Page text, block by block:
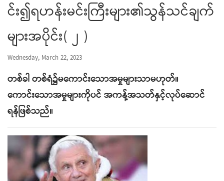
င်း၍ရဟန်းမင်းကြီးများ၏သွန်သင်ချက်
များအပိုင်း( ၂ )
Wednesday, March 22, 2023
တစ်ခါ တစ်ရံ၌မကောင်းသောအမှုများသာမဟုတ်။
ကောင်းသောအမှုများကိုပင် အကန့်အသတ်နှင့်လုပ်ဆောင်
ရန်ဖြစ်သည်။